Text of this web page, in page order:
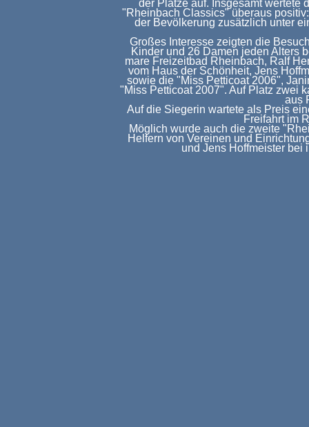
der Plätze auf. Insgesamt wertete
"Rheinbach Classics" überaus
der Bevölkerung zusätzlich unter
Großes Interesse zeigten die
Kinder und 26 Damen jeden Alters
mare Freizeitbad Rheinbach, Ralf
vom Haus der Schönheit, Jens
sowie die "Miss Petticoat 2006",
"Miss Petticoat 2007". Auf Platz zwei
aus
Auf die Siegerin wartete als Preis
Freifahrt im
Möglich wurde auch die zweite
Helfern von Vereinen und
und Jens Hoffmeister bei